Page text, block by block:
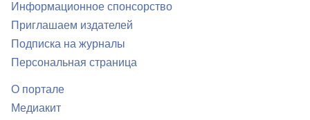
Информационное спонсорство
Приглашаем издателей
Подписка на журналы
Персональная страница
О портале
Медиакит